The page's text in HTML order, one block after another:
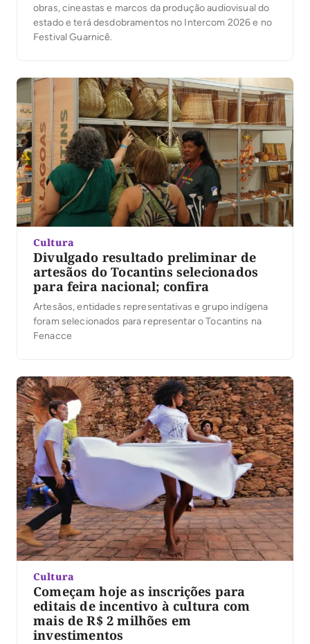
obras, cineastas e marcos da produção audiovisual do
estado e terá desdobramentos no Intercom 2026 e no
Festival Guarnicê.
Cultura
Divulgado resultado preliminar de
artesãos do Tocantins selecionados
para feira nacional; confira
Artesãos, entidades representativas e grupo indígena
foram selecionados para representar o Tocantins na
Fenacce
Cultura
Começam hoje as inscrições para
editais de incentivo à cultura com
mais de R$ 2 milhões em
investimentos